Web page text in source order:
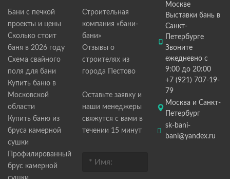
Бани с печкой
проекты и цены
Сколько стоит
баня в 2026 году
Схема свайного
поля для бани
Купить баню в
Московской
области
Купить баню из
бруса камерной
сушки
Профилированный
брус камерной
Строительная
компания «бани-
бани»
Отзывы о
строителях из
города Пестово
Оставьте заявку и
наши менеджеры
свяжутся с вами в
течении 15 минут
Москве
Выставки бань в
Санкт-
Петербурге
Звоните
ежедневно с
9:00 до 20:00
+7 (921) 707-19-
79
Москва и Санкт-
Петербург
sk-bani-
bani@yandex.ru